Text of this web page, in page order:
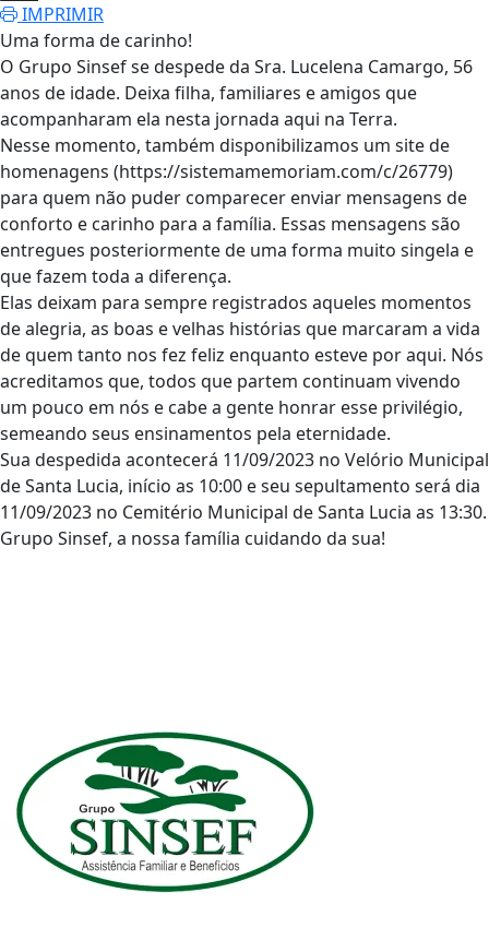
IMPRIMIR
Uma forma de carinho!
O Grupo Sinsef se despede da Sra. Lucelena Camargo, 56
anos de idade. Deixa filha, familiares e amigos que
acompanharam ela nesta jornada aqui na Terra.
Nesse momento, também disponibilizamos um site de
homenagens (https://sistemamemoriam.com/c/26779)
para quem não puder comparecer enviar mensagens de
conforto e carinho para a família. Essas mensagens são
entregues posteriormente de uma forma muito singela e
que fazem toda a diferença.
Elas deixam para sempre registrados aqueles momentos
de alegria, as boas e velhas histórias que marcaram a vida
de quem tanto nos fez feliz enquanto esteve por aqui. Nós
acreditamos que, todos que partem continuam vivendo
um pouco em nós e cabe a gente honrar esse privilégio,
semeando seus ensinamentos pela eternidade.
Sua despedida acontecerá 11/09/2023 no Velório Municipal
de Santa Lucia, início as 10:00 e seu sepultamento será dia
11/09/2023 no Cemitério Municipal de Santa Lucia as 13:30.
Grupo Sinsef, a nossa família cuidando da sua!